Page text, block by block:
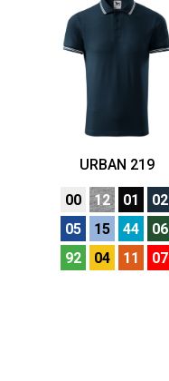
URBAN 219
00 12 01
02
05
15 44
06
92
04 11 07